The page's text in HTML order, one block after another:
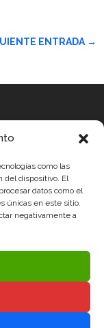
como las
del dispositivo. El
datos como el
únicas en este sitio.
negativamente a
ENTRADA→